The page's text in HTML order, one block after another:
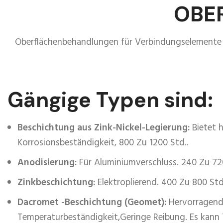
Uhr
Sie
gefälschte
Replik-
Diamantuhren
Goldene
Laurent-
Replika-
Oberflächenbehandlungen für
Gängige Typen sind:
Beschichtung aus Zink-Nickel-Legierung: Bietet
Korrosionsbeständigkeit, 800 Zu 1200 Std..
Anodisierung: Für Aluminiumverschluss. 240 Zu
Zinkbeschichtung: Elektroplierend. 400 Zu 800
Dacromet -Beschichtung (Geomet):
Temperaturbeständigkeit,Geringe Reibung. Es